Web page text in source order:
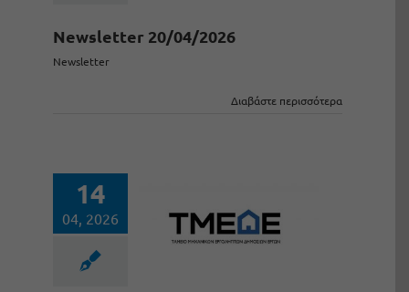
Newsletter 20/04/2026
Newsletter
Διαβάστε περισσότερα
14
04, 2026